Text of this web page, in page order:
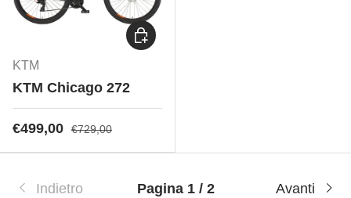
KTM
KTM Chicago 272
€499,00 €729,00
Scegli opzioni
Indietro Pagina 1 / 2 Avanti